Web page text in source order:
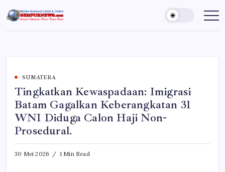
to
content
Gempur
News
Jelajah
Dunia
SUMATERA
Tingkatkan Kewaspadaan: Imigrasi
Batam Gagalkan Keberangkatan 31
WNI Diduga Calon Haji Non-
Prosedural.
30 Mei 2026 1 Min Read